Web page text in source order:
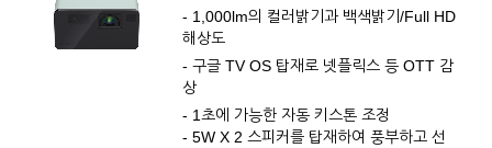
- 1,000lm의 컬러밝기과 백색밝기/Full HD
해상도
- 구글 TV OS 탑재로 넷플릭스 등 OTT 감
상
- 1초에 가능한 자동 키스톤 조정
- 5W X 2 스피커를 탑재하여 풍부하고 선